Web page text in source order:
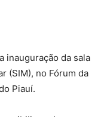
inauguração da sala
(SIM), no Fórum da
Piauí.